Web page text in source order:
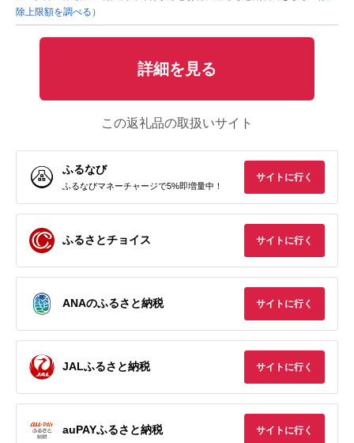
除上限額を調べる）
詳細を見る
この返礼品の取扱いサイト
ふるなび
ふるなびマネーチャージで5%即増量中！
サイトに行く
ふるさとチョイス サイトに行く
ANAのふるさと納税 サイトに行く
JALふるさと納税 サイトに行く
auPAYふるさと納税 サイトに行く